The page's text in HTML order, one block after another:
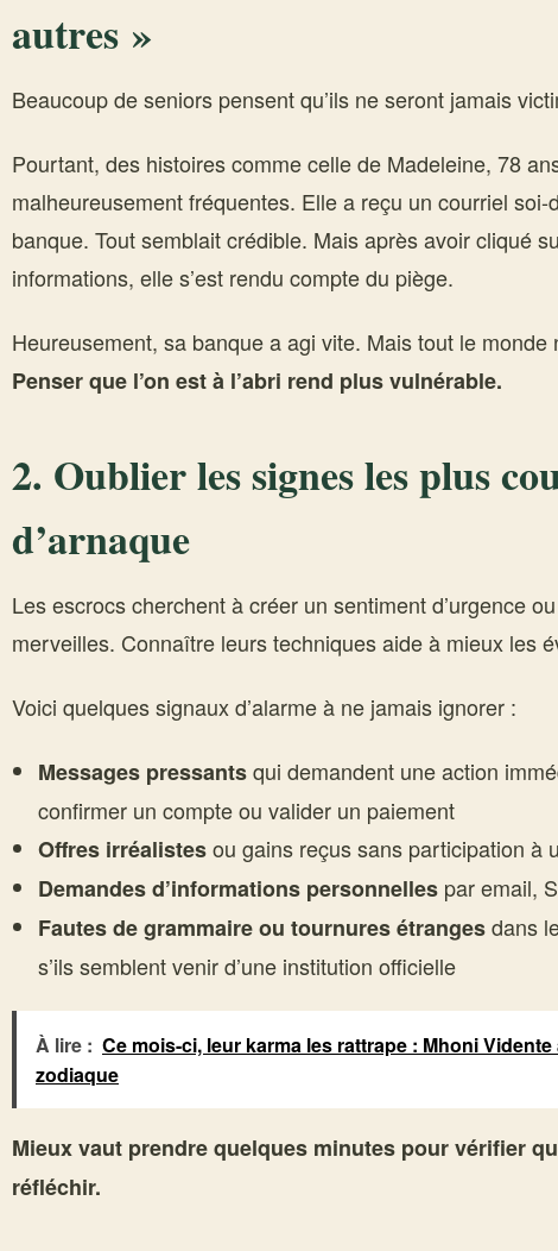
autres »
Beaucoup de seniors pensent qu’ils ne seront jamais
Pourtant, des histoires comme celle de Madeleine, 78
malheureusement fréquentes. Elle a reçu un courriel
banque. Tout semblait crédible. Mais après avoir cliqué
informations, elle s’est rendu compte du piège.
Heureusement, sa banque a agi vite. Mais tout le monde
Penser que l’on est à l’abri rend plus vulnérable.
2. Oublier les signes les plus
d’arnaque
Les escrocs cherchent à créer un sentiment d’urgence
merveilles. Connaître leurs techniques aide à mieux les
Voici quelques signaux d’alarme à ne jamais ignorer :
Messages pressantsqui demandent une action
confirmer un compte ou valider un paiement
Offres irréalistesou gains reçus sans participation à
Demandes d’informations personnellespar email,
Fautes de grammaire ou tournures étrangesdans
s’ils semblent venir d’une institution officielle
À lire : Ce mois-ci, leur karma les rattrape : Mhoni
zodiaque
Mieux vaut prendre quelques minutes pour vérifier
réfléchir.